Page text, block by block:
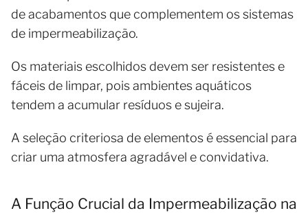
de acabamentos que complementem os sistemas
de impermeabilização.
Os materiais escolhidos devem ser resistentes e
fáceis de limpar, pois ambientes aquáticos
tendem a acumular resíduos e sujeira.
A seleção criteriosa de elementos é essencial para
criar uma atmosfera agradável e convidativa.
A Função Crucial da Impermeabilização na